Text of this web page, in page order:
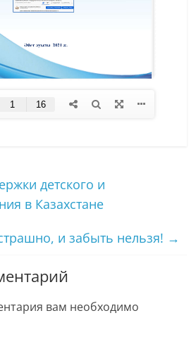
детского и
в Казахстане
и забыть нельзя! →
вам необходимо